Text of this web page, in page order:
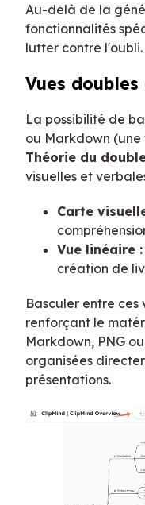
Au-delà de la
fonctionnalités
lutter contre l'oubli.
Vues
La possibilité de
ou Markdown
Théorie du
visuelles et
Carte
Vue linéaire :
création de
Basculer entre
renforçant le
Markdown, PNG
organisées
présentations.